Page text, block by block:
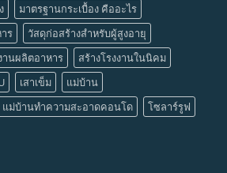
มาตรฐานกระเบื้อง คืออะไร
ร
วัสดุก่อสร้างสำหรับผู้สูงอายุ
านผลิตอาหาร
สร้างโรงงานในนิคม
เสาเข็ม
แม่บ้าน
แม่บ้านทำความสะอาดคอนโด
โซลาร์รูฟ